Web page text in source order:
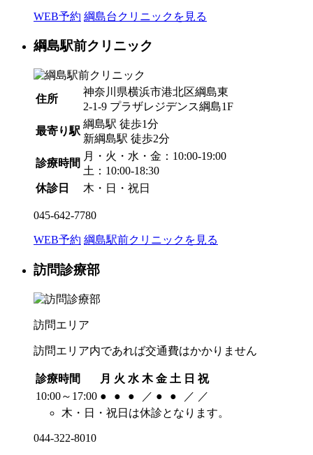
WEB予約 綱島台クリニックを見る
綱島駅前クリニック
住所
神奈川県横浜市港北区綱島東
2-1-9 プラザレジデンス綱島1F
最寄り駅
綱島駅 徒歩1分
新綱島駅 徒歩2分
診療時間
月・火・水・金：10:00-19:00
土：10:00-18:30
休診日
木・日・祝日
045-642-7780
WEB予約 綱島駅前クリニックを見る
訪問診療部
訪問エリア
訪問エリア内であれば交通費はかかりません
診療時間 月 火 水 木 金 土 日 祝
10:00～17:00 ● ● ● ／ ● ● ／ ／
木・日・祝日は休診となります。
044-322-8010